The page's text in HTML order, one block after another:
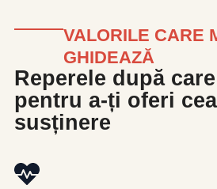
VALORILE CARE
GHIDEAZĂ
Reperele după
pentru a-ți oferi
susținere